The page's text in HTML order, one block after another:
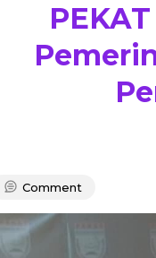
Comment